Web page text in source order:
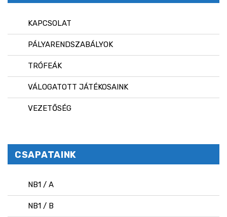
KAPCSOLAT
PÁLYARENDSZABÁLYOK
TRÓFEÁK
VÁLOGATOTT JÁTÉKOSAINK
VEZETŐSÉG
CSAPATAINK
NB1 / A
NB1 / B